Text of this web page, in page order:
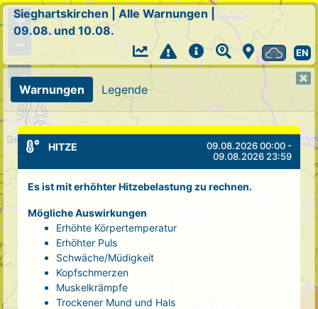
+
Sieghartskirchen Alle Warnungen |
09.08. und 10.08.
EN
Warnungen Legende
HITZE
09.08.2026 00:00 -
09.08.2026 23:59
Es ist mit erhöhter Hitzebelastung zu rechnen.
Mögliche Auswirkungen
Erhöhte Körpertemperatur
Erhöhter Puls
Schwäche/Müdigkeit
Kopfschmerzen
Muskelkrämpfe
Trockener Mund und Hals